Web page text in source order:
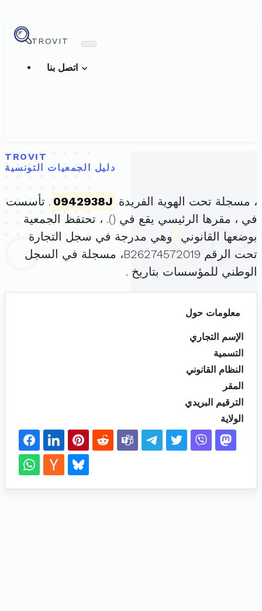
TROVIT
TROVIT
دليل الجمعيات التونسية
، مسجلة تحت الهوية الفريدة 0942938J . تأسست
في ، مقرها الرئيسي يقع في (). ، تحتفظ الجمعية
بوضعها القانوني
وهي مدرجة في سجل التجارة
تحت الرقم B26274572019، مسجلة في السجل
الوطني للمؤسسات بتاريخ .
معلومات حول
الإسم التجاري
التسمية
النظام القانوني
المقر
الترقيم البريدي
الولاية